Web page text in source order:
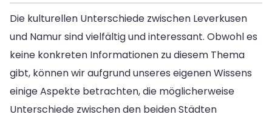
Die kulturellen Unterschiede zwischen Leverkusen
und Namur sind vielfältig und interessant. Obwohl es
keine konkreten Informationen zu diesem Thema
gibt, können wir aufgrund unseres eigenen Wissens
einige Aspekte betrachten, die möglicherweise
Unterschiede zwischen den beiden Städten